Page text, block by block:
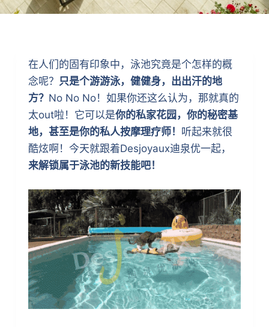
在人们的固有印象中，泳池究竟是个怎样的概
念呢？ 只是个游游泳，健健身，出出汗的地
方？ No No No！如果你还这么认为，那就真的
太out啦！它可以是你的私家花园，你的秘密基
地，甚至是你的私人按摩理疗师！ 听起来就很
酷炫啊！今天就跟着Desjoyaux迪泉优一起，
来解锁属于泳池的新技能吧！